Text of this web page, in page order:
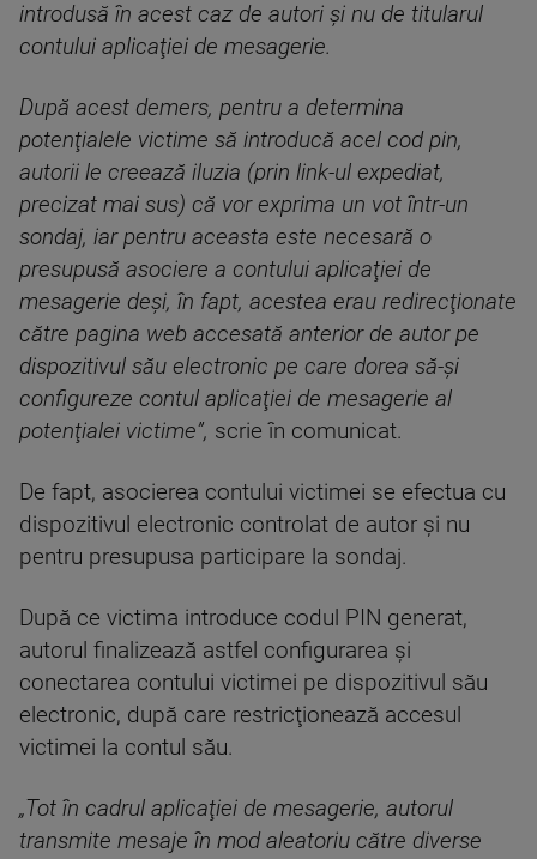
introdusă în acest caz de autori şi nu de titularul
contului aplicaţiei de mesagerie.
După acest demers, pentru a determina
potenţialele victime să introducă acel cod pin,
autorii le creează iluzia (prin link-ul expediat,
precizat mai sus) că vor exprima un vot într-un
sondaj, iar pentru aceasta este necesară o
presupusă asociere a contului aplicaţiei de
mesagerie deşi, în fapt, acestea erau redirecţionate
către pagina web accesată anterior de autor pe
dispozitivul său electronic pe care dorea să-şi
configureze contul aplicaţiei de mesagerie al
potenţialei victime”, scrie în comunicat.
De fapt, asocierea contului victimei se efectua cu
dispozitivul electronic controlat de autor şi nu
pentru presupusa participare la sondaj.
După ce victima introduce codul PIN generat,
autorul finalizează astfel configurarea şi
conectarea contului victimei pe dispozitivul său
electronic, după care restricţionează accesul
victimei la contul său.
„Tot în cadrul aplicaţiei de mesagerie, autorul
transmite mesaje în mod aleatoriu către diverse